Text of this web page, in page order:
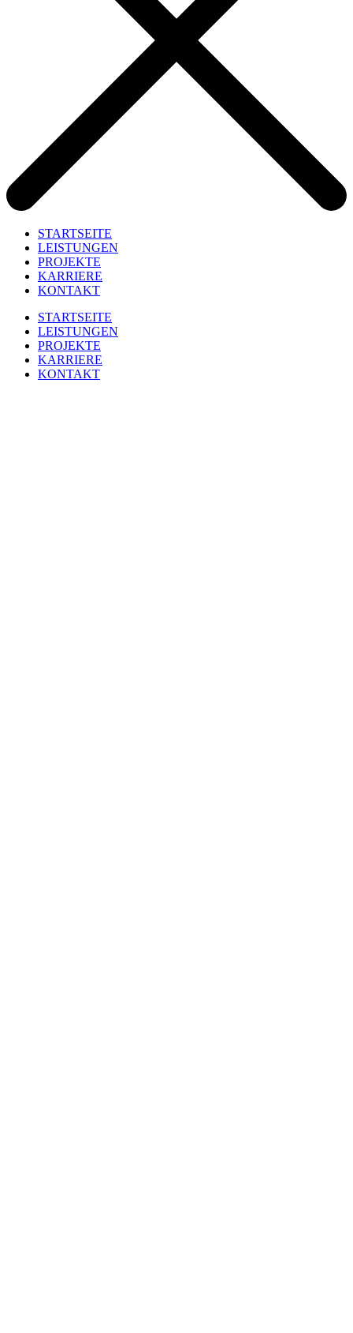
STARTSEITE
LEISTUNGEN
PROJEKTE
KARRIERE
KONTAKT
STARTSEITE
LEISTUNGEN
PROJEKTE
KARRIERE
KONTAKT